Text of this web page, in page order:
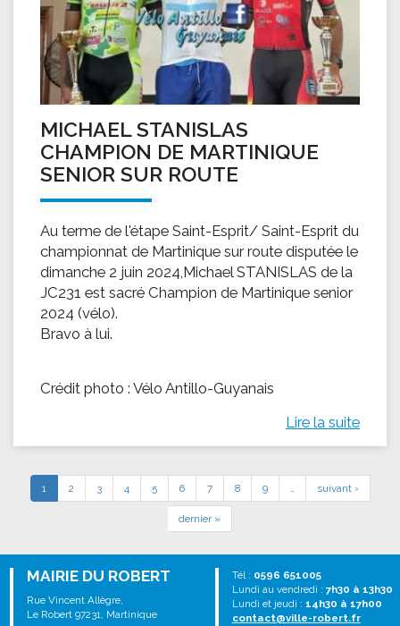
MICHAEL STANISLAS
CHAMPION DE MARTINIQUE
SENIOR SUR ROUTE
Au terme de l'étape Saint-Esprit/ Saint-Esprit du
championnat de Martinique sur route disputée le
dimanche 2 juin 2024,Michael STANISLAS de la
JC231 est sacré Champion de Martinique senior
2024 (vélo).
Bravo à lui.
Crédit photo : Vélo Antillo-Guyanais
Lire la suite
1 2 3 4 5 6 7 8 9 … suivant ›
dernier »
MAIRIE DU ROBERT
Rue Vincent Allègre,
Le Robert 97231, Martinique
Tél : 0596 651005
Lundi au vendredi : 7h30 à 13h30
Lundi et jeudi : 14h30 à 17h00
contact@ville-robert.fr